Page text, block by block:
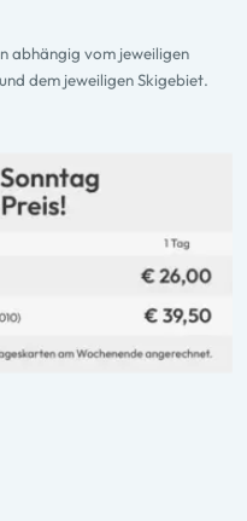
abhängig vom jeweiligen
dem jeweiligen Skigebiet.